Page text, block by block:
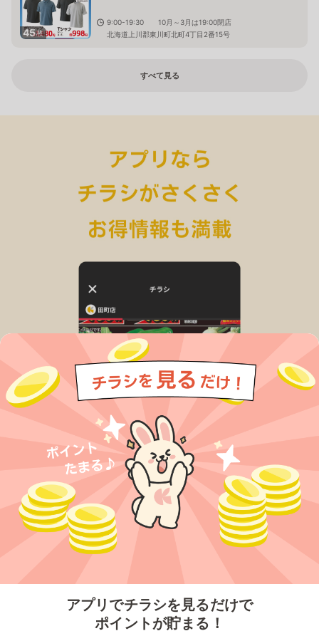
アプリでチラシを見るだけで
ポイントが貯まる！
45枚
9:00-19:30 10月～3月は19:00閉店
北海道上川郡東川町北町4丁目2番15号
すべて見る